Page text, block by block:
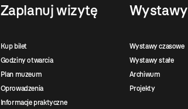
Zaplanuj wizytę
Kup bilet
Godziny otwarcia
Plan muzeum
Oprowadzenia
Informacje praktyczne
Wystawy
Wystawy czasowe
Wystawy stałe
Archiwum
Projekty